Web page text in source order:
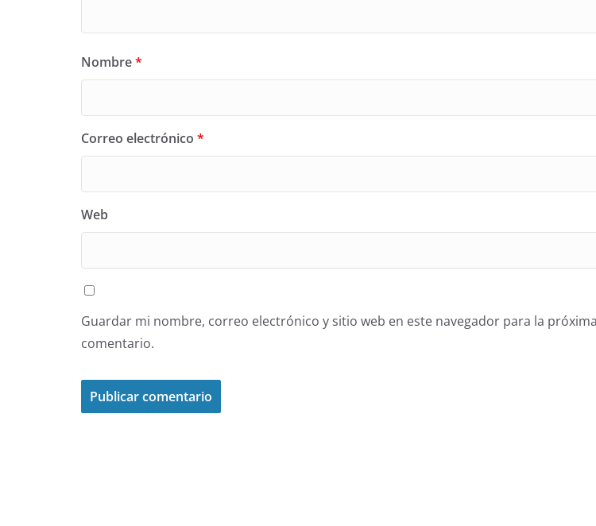
Nombre*
Correo electrónico *
Web
Guardar mi nombre, correo electrónico y sitio web en este navegador para la
comentario.